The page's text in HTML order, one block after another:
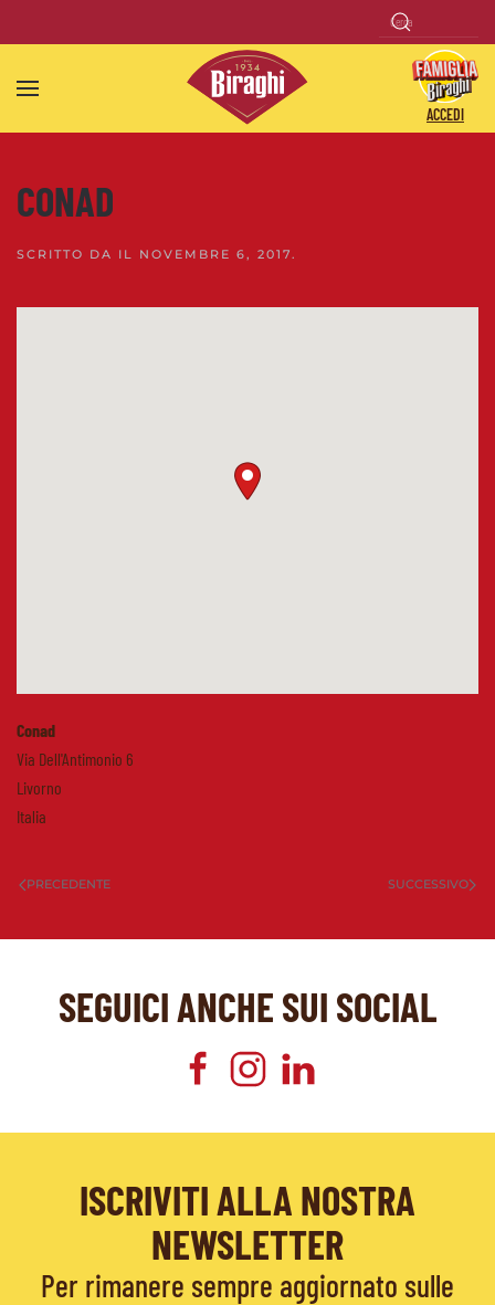
Skip to main content
ACCEDI
CONAD
SCRITTO DA IL NOVEMBRE 6, 2017.
Conad
Via Dell'Antimonio 6
Livorno
Italia
PRECEDENTE SUCCESSIVO
SEGUICI ANCHE SUI SOCIAL
ISCRIVITI ALLA NOSTRA
NEWSLETTER
Per rimanere sempre aggiornato sulle